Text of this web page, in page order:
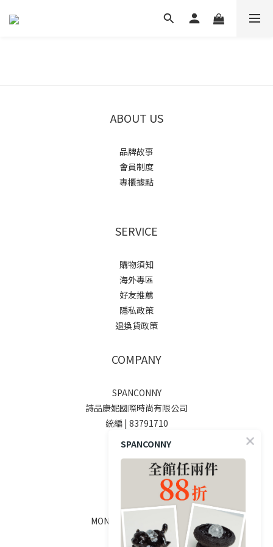
ABOUT US
品牌故事
會員制度
專櫃據點
SERVICE
購物須知
海外專區
好友推薦
隱私政策
退換貨政策
COMPANY
SPANCONNY
詩品康妮國際時尚有限公司
統編 | 83791710
SOCIALS
線上客服
MON - FRI / 9:00 - 18:00
SPANCONNY